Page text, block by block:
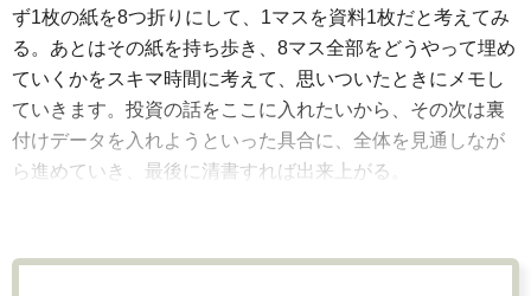
ず1枚の紙を8つ折りにして、1マスを資料1枚だと考えてみ
る。あとはその紙を持ち歩き、8マス全部をどうやって埋め
ていくかをスキマ時間に考えて、思いついたときにメモし
ていきます。投資の話をここに入れたいから、その次は裏
付けデータを入れようといった具合に、全体を見通しなが
ら進めていき、最後に清書すれば出来上がる。